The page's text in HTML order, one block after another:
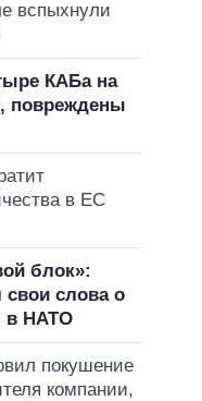
вспыхнули
КАБа на
повреждены
в ЕС
блок»:
слова о
в НАТО
покушение
компании,